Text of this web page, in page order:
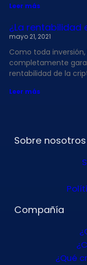
Leer más
¿La rentabilidad
mayo 21, 2021
Como toda
completamente
rentabilidad de la
Leer más
Sobre nosotros
Compañía
¿Qué